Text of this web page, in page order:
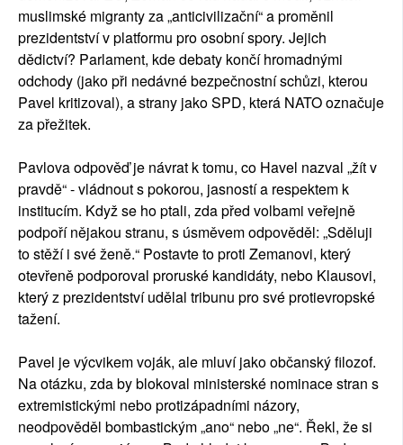
muslimské migranty za „anticivilizační“ a proměnil
prezidentství v platformu pro osobní spory. Jejich
dědictví? Parlament, kde debaty končí hromadnými
odchody (jako při nedávné bezpečnostní schůzi, kterou
Pavel kritizoval), a strany jako SPD, která NATO označuje
za přežitek.
Pavlova odpověď je návrat k tomu, co Havel nazval „žít v
pravdě“ - vládnout s pokorou, jasností a respektem k
institucím. Když se ho ptali, zda před volbami veřejně
podpoří nějakou stranu, s úsměvem odpověděl: „Sděluji
to stěží i své ženě.“ Postavte to proti Zemanovi, který
otevřeně podporoval proruské kandidáty, nebo Klausovi,
který z prezidentství udělal tribunu pro své protievropské
tažení.
Pavel je výcvikem voják, ale mluví jako občanský filozof.
Na otázku, zda by blokoval ministerské nominace stran s
extremistickými nebo protizápadními názory,
neodpověděl bombastickým „ano“ nebo „ne“. Řekl, že si